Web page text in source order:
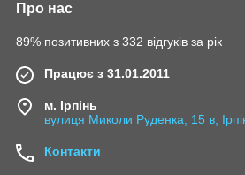
Про нас
89% позитивних з 332 відгуків за рік
Працює з 31.01.2011
м. Ірпінь
вулиця Миколи Руденка, 15 в,
Контакти